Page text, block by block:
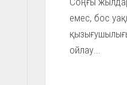
емес, бос
ойлау...